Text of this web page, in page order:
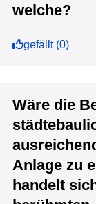
welche?
gefällt(0)
Wäre die
Anlage zu
handelt